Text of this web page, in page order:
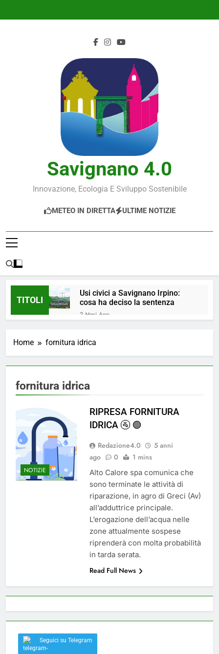
Savignano 4.0
Innovazione, Ecologia E Sviluppo Sostenibile
METEO IN DIRETTA ULTIME NOTIZIE
TITOLI
Usi civici a Savignano Irpino:
cosa ha deciso la sentenza
2 Mesi Ago
4 Mesi Ago
ORDINANZA N. 8/2026 –
PARZIALE REVOCA DEL DIVIETO
POTABILE
5 Mesi Ago
📢Aggiornamento Situazione
5 Mesi Ago
⚠️ Emergenza Acqua a
Savignano Irpino: Ordinanza n. 7
del 26 Marzo 2026
5 Mesi Ago
Mangiaplastica: Più ricicli, più
risparmi!
Postamat chiuso di notte a
Savignano: misura anti-rapina
fino alle 8:30
11 Mesi Ago
💡 Savignano 4.0 si rinnova: scopri
la nuova grafica del blog dedicato
al futuro del nostro paese
1 Anno Ago
🌤️ Nuova Webcam Live per il
Meteo a Savignano Irpino!
Savignano
2 Anni Ago
Home fornitura idrica
fornitura idrica
NOTIZIE
RIPRESA FORNITURA
IDRICA 🚰 🟢
Redazione4.0
5 anni
ago
0 1 mins
Alto Calore spa comunica che
sono terminate le attività di
riparazione, in agro di Greci (Av)
all’adduttrice principale.
L’erogazione dell’acqua nelle
zone attualmente sospese
riprenderà con molta probabilità
in tarda serata.
Read Full News
Seguici su Telegram